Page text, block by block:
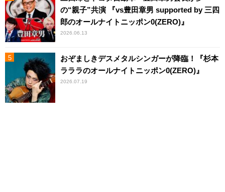
の“親子”共演 『vs豊田章男 supported by 三四
郎のオールナイトニッポン0(ZERO)』
2026.06.13
おぞましきデスメタルシンガーが降臨！『杉本
ラララのオールナイトニッポン0(ZERO)』
2026.07.19